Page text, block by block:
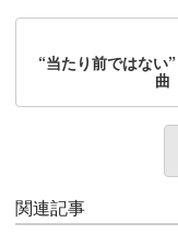
“当たり前ではない
曲
関連記事